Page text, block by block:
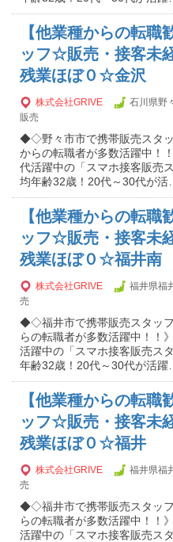
【他業種からの転職
ッフ☆販売・接客未
残業ほぼ０☆金沢
株式会社GRIVE 石川県野
販売
◆◇野々市市で携帯販売スタ
からの転職者が多数活躍中！
代活躍中の「スマホ接客販売
均年齢32歳！20代～30代が活
【他業種からの転職
ッフ☆販売・接客未
残業ほぼ０☆福井南
株式会社GRIVE 福井県福
売
◆◇福井市で携帯販売スタッ
らの転職者が多数活躍中！！
活躍中の「スマホ接客販売ス
年齢32歳！20代～30代が活躍
【他業種からの転職
ッフ☆販売・接客未
残業ほぼ０☆福井
株式会社GRIVE 福井県福
売
◆◇福井市で携帯販売スタッ
らの転職者が多数活躍中！！
活躍中の「スマホ接客販売ス